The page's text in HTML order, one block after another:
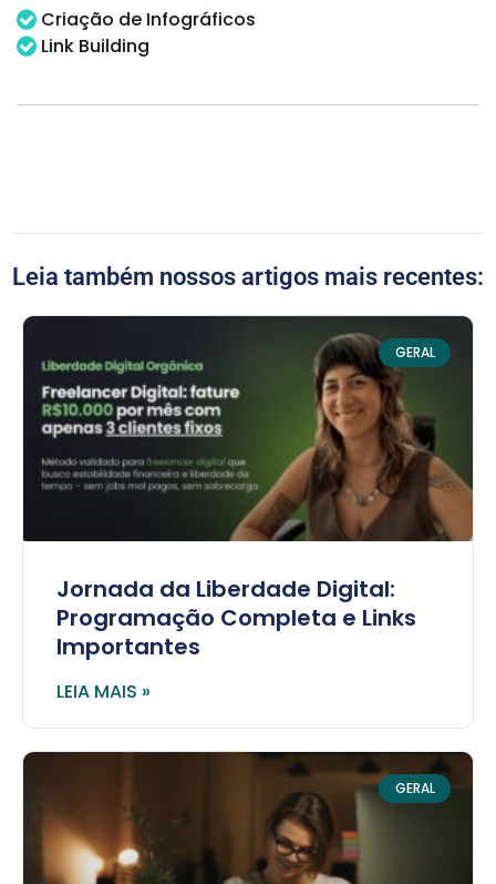
Criação de Infográficos
Link Building
Leia também nossos artigos mais recentes:
GERAL
Jornada da Liberdade Digital:
Programação Completa e Links
Importantes
LEIA MAIS »
GERAL